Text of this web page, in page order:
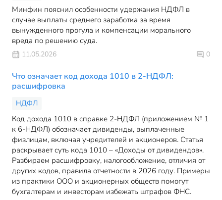
Минфин пояснил особенности удержания НДФЛ в
случае выплаты среднего заработка за время
вынужденного прогула и компенсации морального
вреда по решению суда.
11.05.2026 0
Что означает код дохода 1010 в 2-НДФЛ:
расшифровка
НДФЛ
Код дохода 1010 в справке 2-НДФЛ (приложением № 1
к 6-НДФЛ) обозначает дивиденды, выплаченные
физлицам, включая учредителей и акционеров. Статья
раскрывает суть кода 1010 – «Доходы от дивидендов».
Разбираем расшифровку, налогообложение, отличия от
других кодов, правила отчетности в 2026 году. Примеры
из практики ООО и акционерных обществ помогут
бухгалтерам и инвесторам избежать штрафов ФНС.